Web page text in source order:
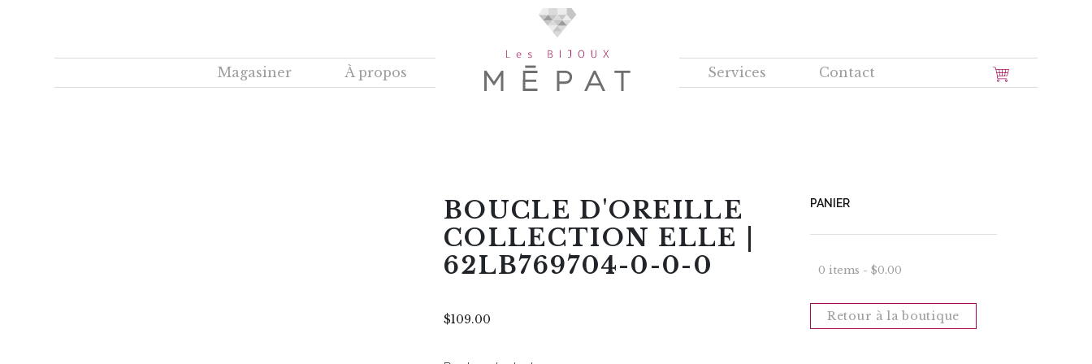
Magasiner À propos Services Contact
BOUCLE D'OREILLE
COLLECTION ELLE |
62LB769704-0-0-0
$109.00
PANIER
0 items - $0.00
Retour à la boutique